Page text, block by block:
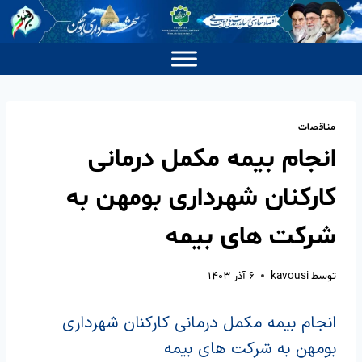
مناقصات
انجام بیمه مکمل درمانی
کارکنان شهرداری بومهن به
شرکت های بیمه
توسطkavousi ۶ آذر ۱۴۰۳
انجام بیمه مکمل درمانی کارکنان شهرداری
بومهن به شرکت های بیمه